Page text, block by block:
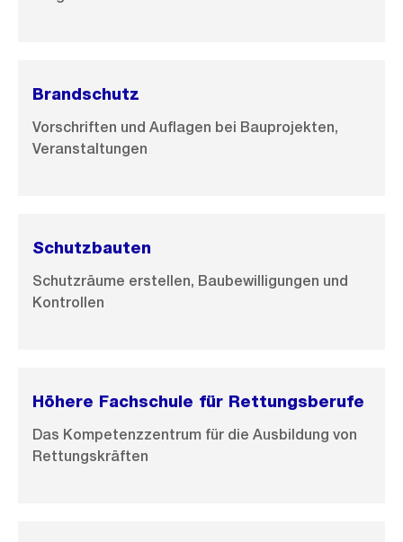
Brandschutz
Vorschriften und Auflagen bei Bauprojekten,
Veranstaltungen
Schutzbauten
Schutzräume erstellen, Baubewilligungen und
Kontrollen
Höhere Fachschule für Rettungsberufe
Das Kompetenzzentrum für die Ausbildung von
Rettungskräften